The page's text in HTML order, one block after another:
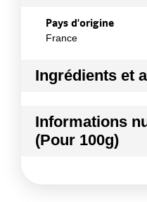
Pays d'origine
France
Ingrédients et
Carotte
Conformément aux
Informations
(Pour 100g)